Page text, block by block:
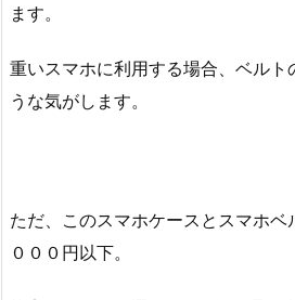
ます。
重いスマホに利用する場合、ベルト
うな気がします。
ただ、このスマホケースとスマホベ
０００円以下。